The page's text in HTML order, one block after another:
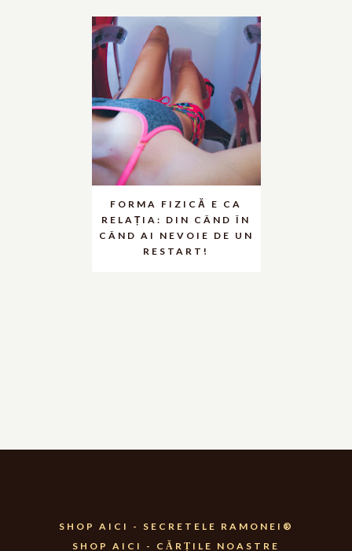
FORMA FIZICĂ E CA
RELAȚIA: DIN CÂND ÎN
CÂND AI NEVOIE DE UN
RESTART!
SHOP AICI - SECRETELE RAMONEI®
SHOP AICI - CĂRȚILE NOASTRE